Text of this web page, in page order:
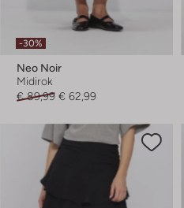
-30%
Neo Noir
Midirok
€ 89,99 € 62,99